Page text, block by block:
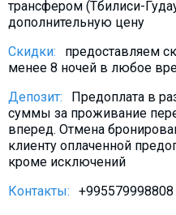
трансфером (Тбилиси-
дополнительную цену
Скидки:
предоставляем
менее 8 ночей в любое
Депозит:
Предоплата в
суммы за проживание
вперед. Отмена
клиенту оплаченной
кроме исключений
Контакты:
+995579998808